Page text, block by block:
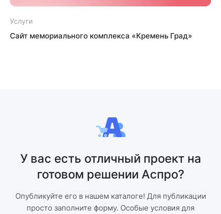
Услуги
Сайт мемориального комплекса «Кремень Град»
У вас есть отличный проект на
готовом решении Аспро?
Опубликуйте его в нашем каталоге! Для публикации
просто заполните форму. Особые условия для